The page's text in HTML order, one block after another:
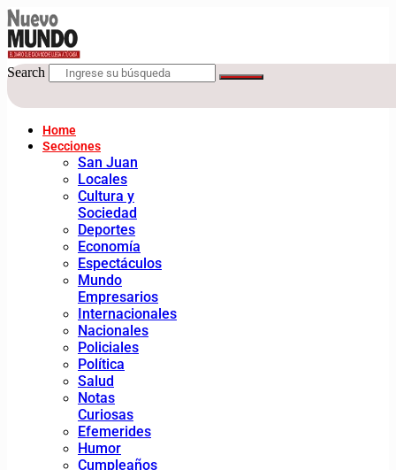
Search
Home
Secciones
San Juan
Locales
Cultura y
Sociedad
Deportes
Economía
Espectáculos
Mundo
Empresarios
Internacionales
Nacionales
Policiales
Política
Salud
Notas
Curiosas
Efemerides
Humor
Cumpleaños